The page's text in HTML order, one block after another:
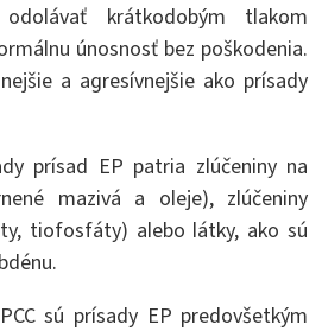
krátkodobým tlakom
únosnosť bez poškodenia.
a agresívnejšie ako prísady
prísad EP patria zlúčeniny na
mazivá a oleje), zlúčeniny
tiofosfáty) alebo látky, ako sú
sú prísady EP predovšetkým